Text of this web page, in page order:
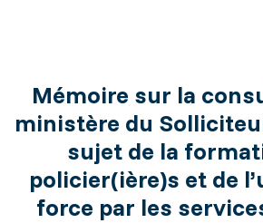
Mémoire sur la
ministère du
sujet de la
policier(ière)s et de
force par les